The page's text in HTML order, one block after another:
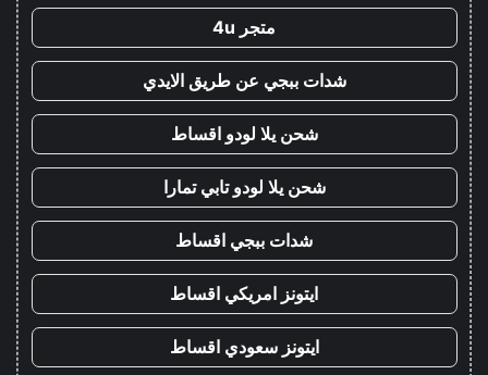
متجر 4u
شدات ببجي عن طريق الايدي
شحن يلا لودو اقساط
شحن يلا لودو تابي تمارا
شدات ببجي اقساط
ايتونز امريكي اقساط
ايتونز سعودي اقساط